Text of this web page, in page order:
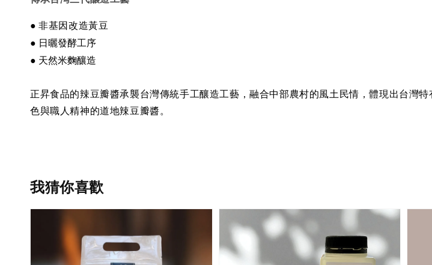
● 非基因改造黃豆
● 日曬發酵工序
● 天然米麴釀造
正昇食品的辣豆瓣醬承襲台灣傳統手工釀造工藝，融合中部農村的風土民情，體現出台灣
色與職人精神的道地辣豆瓣醬。
我猜你喜歡